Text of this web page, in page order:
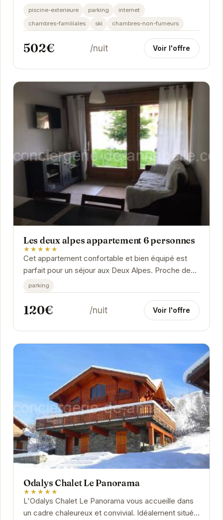
seulement 5 minutes à pied du centre-ville des
piscine-exterieure parking
internet
chambres-familiales
ski chambres-non-fumeurs
502€ /nuit Voir l'offre
Les deux alpes appartement 6 personnes
★★★★★
Cet appartement confortable et bien équipé est
parfait pour un séjour aux Deux Alpes. Proche des
pistes et des commerces, il offre un cadre idéal...
parking
120€ /nuit Voir l'offre
Odalys Chalet Le Panorama
★★★★★
L'Odalys Chalet Le Panorama vous accueille dans
un cadre chaleureux et convivial. Idéalement situé,